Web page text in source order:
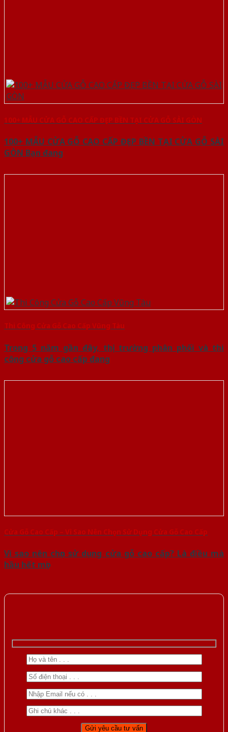
100+ MẪU CỬA GỖ CAO CẤP ĐẸP BỀN TẠI CỬA GỖ SÀI GÒN
100+ MẪU CỬA GỖ CAO CẤP ĐẸP BỀN TẠI CỬA GỖ SÀI
GÒN Bạn đang
Thi Công Cửa Gỗ Cao Cấp Vũng Tàu
Trong 5 năm gần đây, thị trường phân phối và thi
công cửa gỗ cao cấp đang
Cửa Gỗ Cao Cấp – Vì Sao Nên Chọn Sử Dụng Cửa Gỗ Cao Cấp
Vì sao nên chọn sử dụng cửa gỗ cao cấp? Là điều mà
hầu hết mọi